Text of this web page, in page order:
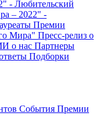
- Любительский
– 2022" -
Премии
Мира" Пресс-релиз о
о нас Партнеры
Подборки
События Премии